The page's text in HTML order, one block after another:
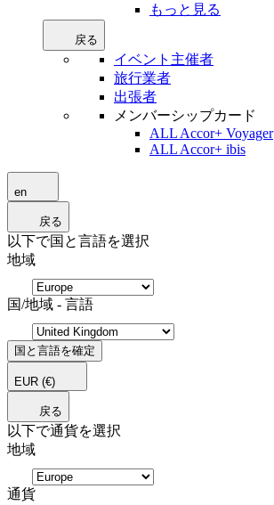
もっと見る
戻る
イベント主催者
旅行業者
出張者
メンバーシップカード
ALL Accor+ Voyager
ALL Accor+ ibis
en
戻る
以下で国と言語を選択
地域
国/地域 - 言語
国と言語を確定
EUR (€)
戻る
以下で通貨を選択
地域
通貨